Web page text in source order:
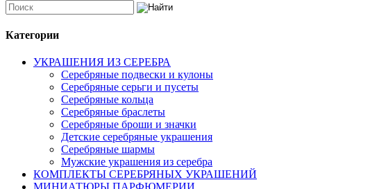
Категории
УКРАШЕНИЯ ИЗ СЕРЕБРА
Серебряные подвески и кулоны
Серебряные серьги и пусеты
Серебряные кольца
Серебряные браслеты
Серебряные броши и значки
Детские серебряные украшения
Серебряные шармы
Мужские украшения из серебра
КОМПЛЕКТЫ СЕРЕБРЯНЫХ УКРАШЕНИЙ